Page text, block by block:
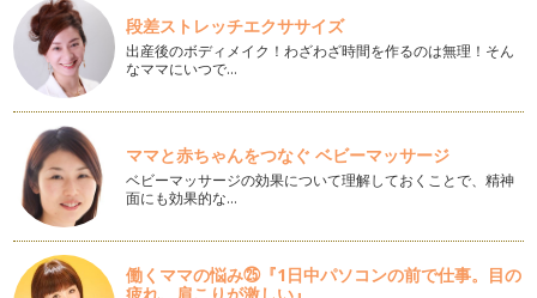
通年飾れるリースを作ってみよう！
私の主宰する教室でも１年を通して人気のレッスン「リー
ス」作…
マルシェバッグがおしゃれなフラワーベースに大変身！
フランスでは買い物かごとして利用されているかごバッグ＝マ
ルシェバッグ。涼しげな印象から夏の…
手軽に始めるガーデニング＆花あしらい
雨の多いこの時期は家に引きこもりがちに・・・ そんなと
き、お好きなお花やグリーンを…
段差ストレッチエクササイズ
出産後のボディメイク！わざわざ時間を作るのは無理！そん
なママにいつで…
ママと赤ちゃんをつなぐ ベビーマッサージ
ベビーマッサージの効果について理解しておくことで、精神
面にも効果的な…
働くママの悩み㉕『1日中パソコンの前で仕事。目の